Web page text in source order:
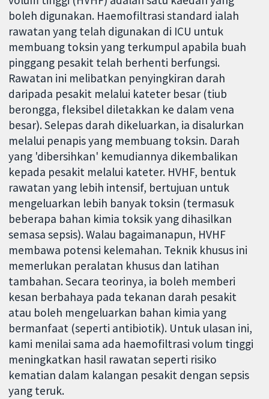
boleh digunakan. Haemofiltrasi standard ialah
rawatan yang telah digunakan di ICU untuk
membuang toksin yang terkumpul apabila buah
pinggang pesakit telah berhenti berfungsi.
Rawatan ini melibatkan penyingkiran darah
daripada pesakit melalui kateter besar (tiub
berongga, fleksibel diletakkan ke dalam vena
besar). Selepas darah dikeluarkan, ia disalurkan
melalui penapis yang membuang toksin. Darah
yang 'dibersihkan' kemudiannya dikembalikan
kepada pesakit melalui kateter. HVHF, bentuk
rawatan yang lebih intensif, bertujuan untuk
mengeluarkan lebih banyak toksin (termasuk
beberapa bahan kimia toksik yang dihasilkan
semasa sepsis). Walau bagaimanapun, HVHF
membawa potensi kelemahan. Teknik khusus ini
memerlukan peralatan khusus dan latihan
tambahan. Secara teorinya, ia boleh memberi
kesan berbahaya pada tekanan darah pesakit
atau boleh mengeluarkan bahan kimia yang
bermanfaat (seperti antibiotik). Untuk ulasan ini,
kami menilai sama ada haemofiltrasi volum tinggi
meningkatkan hasil rawatan seperti risiko
kematian dalam kalangan pesakit dengan sepsis
yang teruk.